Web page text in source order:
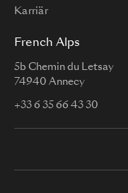
Karriär
French Alps
5b Chemin du Letsay
74940 Annecy
+33 6 35 66 43 30